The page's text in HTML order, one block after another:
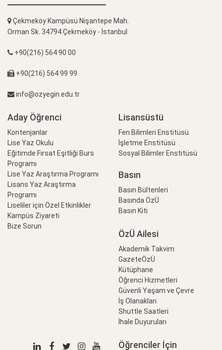
Çekmeköy Kampüsü Nişantepe Mah.
Orman Sk. 34794 Çekmeköy - İstanbul
+90(216) 564 90 00
+90(216) 564 99 99
info@ozyegin.edu.tr
Aday Öğrenci
Kontenjanlar
Lise Yaz Okulu
Eğitimde Fırsat Eşitliği Burs
Programı
Lise Yaz Araştırma Programı
Lisans Yaz Araştırma
Programı
Liseliler için Özel Etkinlikler
Kampüs Ziyareti
Bize Sorun
Lisansüstü
Fen Bilimleri Enstitüsü
İşletme Enstitüsü
Sosyal Bilimler Enstitüsü
Basın
Basın Bültenleri
Basında ÖzÜ
Basın Kiti
ÖzÜ Ailesi
Akademik Takvim
GazeteÖzÜ
Kütüphane
Öğrenci Hizmetleri
Güvenli Yaşam ve Çevre
İş Olanakları
Shuttle Saatleri
İhale Duyuruları
Öğrenciler İçin